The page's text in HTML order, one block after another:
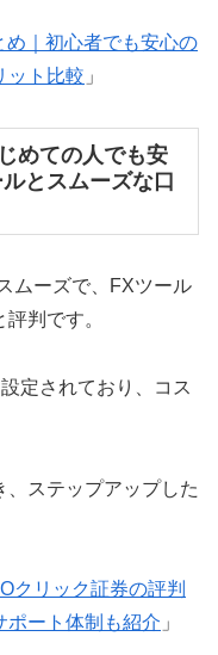
め｜初心者でも安心の
ット比較 」
めての人でも安
とスムーズな口
ムーズで、FXツール
判です。
定されており、コス
ステップアップした
クリック証券の評判
ポート体制も紹介 」